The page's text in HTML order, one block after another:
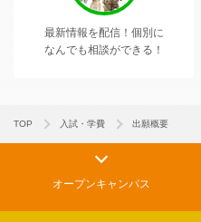
最新情報を配信！ 個別に
なんでも相談ができる！
TOP 入試・学費 出願概要
オープンキャンパス